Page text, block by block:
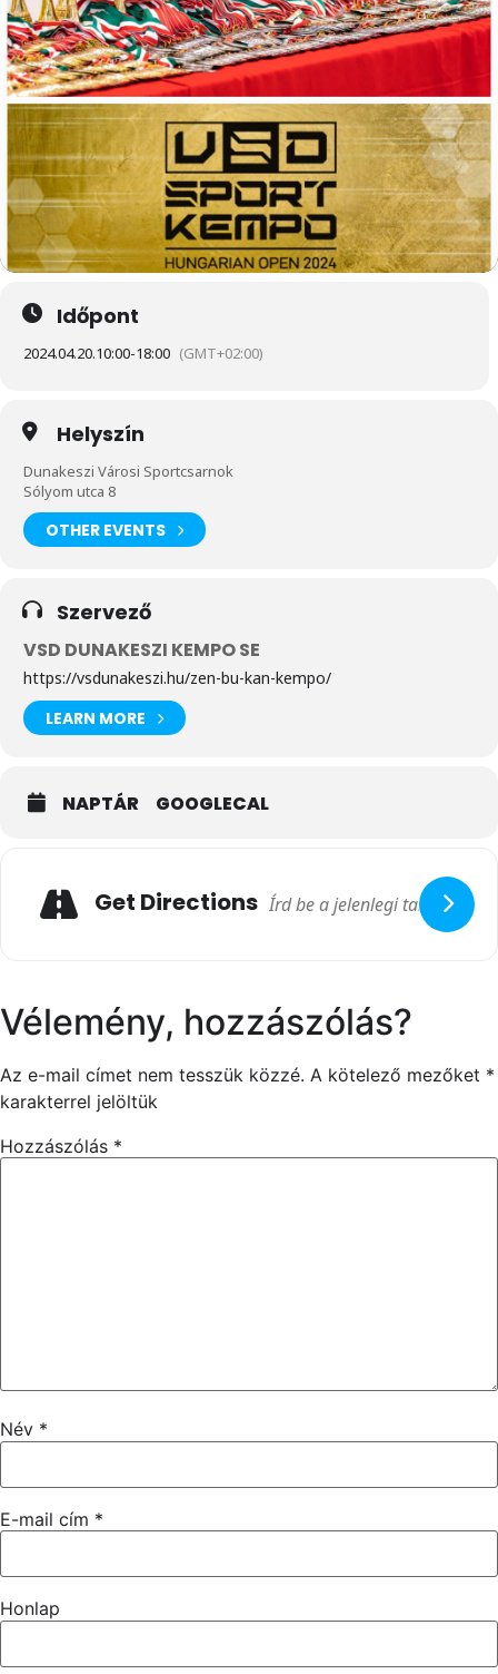
Időpont
2024.04.20.10:00-18:00 (GMT+02:00)
Helyszín
Dunakeszi Városi Sportcsarnok
Sólyom utca 8
OTHER EVENTS
Szervező
VSD DUNAKESZI KEMPO SE
https://vsdunakeszi.hu/zen-bu-kan-kempo/
LEARN MORE
NAPTÁR GOOGLECAL
Get Directions
Vélemény, hozzászólás?
Az e-mail címet nem tesszük közzé. A kötelező mezőket *
karakterrel jelöltük
Hozzászólás *
Név *
E-mail cím *
Honlap